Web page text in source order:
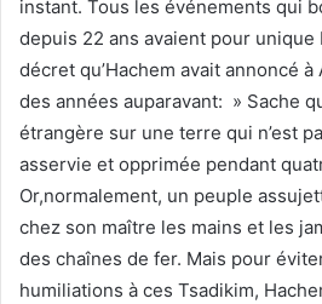
instant. Tous les événements qui
depuis 22 ans avaient pour unique
décret qu’Hachem avait annoncé
des années auparavant: » Sache
étrangère sur une terre qui n’est
asservie et opprimée pendant
Or,normalement, un peuple
chez son maître les mains et les
des chaînes de fer. Mais pour
humiliations à ces Tsadikim,